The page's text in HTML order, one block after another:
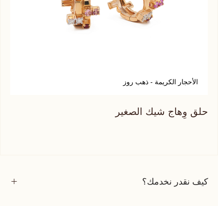
الأحجار الكريمة - ذهب روز
حلق وِهاج شيك الصغير
كيف نقدر نخدمك؟